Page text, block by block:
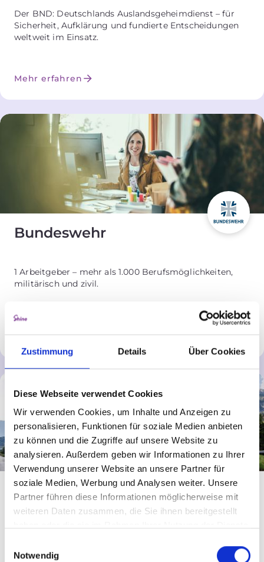
Zustimmung Details Über Cookies
Diese Webseite verwendet Cookies
Wir verwenden Cookies, um Inhalte und Anzeigen zu
personalisieren, Funktionen für soziale Medien anbieten
zu können und die Zugriffe auf unsere Website zu
analysieren. Außerdem geben wir Informationen zu Ihrer
Verwendung unserer Website an unsere Partner für
soziale Medien, Werbung und Analysen weiter. Unsere
Partner führen diese Informationen möglicherweise mit
weiteren Daten zusammen, die Sie ihnen bereitgestellt
Notwendig
Der BND: Deutschlands Auslandsgeheimdienst – für
Sicherheit, Aufklärung und fundierte Entscheidungen
weltweit im Einsatz.
Mehr erfahren
Bundeswehr
1 Arbeitgeber – mehr als 1.000 Berufsmöglichkeiten,
militärisch und zivil.
Mehr erfahren
CURA COSMETICS GROUP
Am Standort Innsbruck entwickeln wir Konzepte im
Idee bis zum fertigen Produkt.